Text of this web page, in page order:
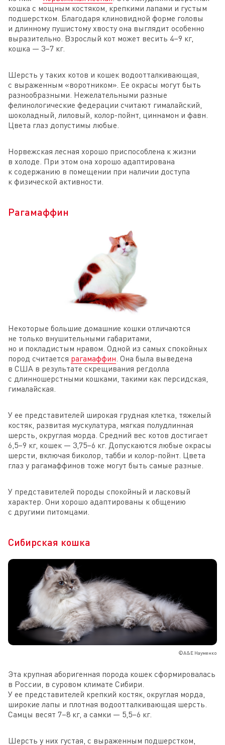
кошка с мощным костяком, крепкими лапами и густым
подшерстком. Благодаря клиновидной форме головы
и длинному пушистому хвосту она выглядит особенно
выразительно. Взрослый кот может весить 4–9 кг,
кошка — 3–7 кг.
Шерсть у таких котов и кошек водоотталкивающая,
с выраженным «воротником». Ее окрасы могут быть
разнообразными. Нежелательными разные
фелинологические федерации считают гималайский,
шоколадный, лиловый, колор-пойнт, циннамон и фавн.
Цвета глаз допустимы любые.
Норвежская лесная хорошо приспособлена к жизни
в холоде. При этом она хорошо адаптирована
к содержанию в помещении при наличии доступа
к физической активности.
Рагамаффин
Некоторые большие домашние кошки отличаются
не только внушительными габаритами,
но и покладистым нравом. Одной из самых спокойных
пород считается рагамаффин. Она была выведена
в США в результате скрещивания регдолла
с длинношерстными кошками, такими как персидская,
гималайская.
У ее представителей широкая грудная клетка, тяжелый
костяк, развитая мускулатура, мягкая полудлинная
шерсть, округлая морда. Средний вес котов достигает
6,5–9 кг, кошек — 3,75–6 кг. Допускаются любые окрасы
шерсти, включая биколор, табби и колор-пойнт. Цвета
глаз у рагамаффинов тоже могут быть самые разные.
У представителей породы спокойный и ласковый
характер. Они хорошо адаптированы к общению
с другими питомцами.
Сибирская кошка
©А&Е Науменко
Эта крупная аборигенная порода кошек сформировалась
в России, в суровом климате Сибири.
У ее представителей крепкий костяк, округлая морда,
широкие лапы и плотная водоотталкивающая шерсть.
Самцы весят 7–8 кг, а самки — 5,5–6 кг.
Шерсть у них густая, с выраженным подшерстком,